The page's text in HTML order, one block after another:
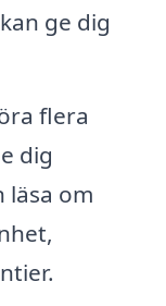
ge dig
flera
dig
läsa om